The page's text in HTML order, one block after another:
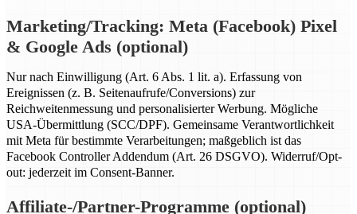
Marketing/Tracking: Meta (Facebook) Pixel
& Google Ads (optional)
Nur nach Einwilligung (Art. 6 Abs. 1 lit. a). Erfassung von
Ereignissen (z. B. Seitenaufrufe/Conversions) zur
Reichweitenmessung und personalisierter Werbung. Mögliche
USA-Übermittlung (SCC/DPF). Gemeinsame Verantwortlichkeit
mit Meta für bestimmte Verarbeitungen; maßgeblich ist das
Facebook Controller Addendum (Art. 26 DSGVO). Widerruf/Opt-
out: jederzeit im Consent-Banner.
Affiliate-/Partner-Programme (optional)